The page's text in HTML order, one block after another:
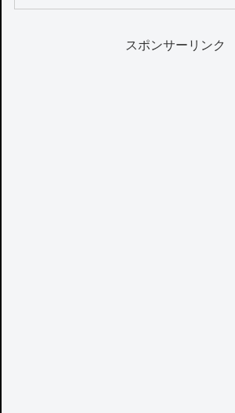
スポンサーリンク